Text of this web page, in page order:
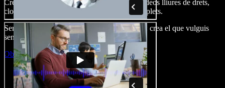
Crea dobl. de veu, afegeix imatges, àudio, vídeos lliures de drets,
clona veus i munta projectes multimèdia complets.
Sense corba d’aprenentatge, tot al navegador: crea el que vulguis
sense els límits de sempre.
Obre l'Studio